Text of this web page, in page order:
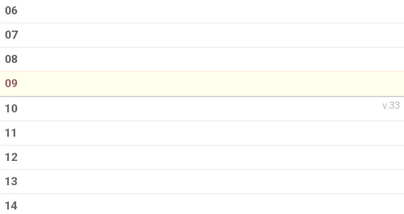
KONTAKT
06
07
08
09
v.33
10
11
12
13
14